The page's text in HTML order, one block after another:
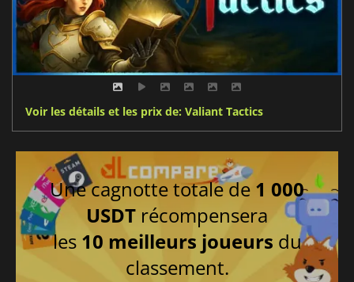
Voir les détails et les prix de: Valiant Tactics
Une cagnotte totale de 1 000
USDT récompensera
les 10 meilleurs joueurs du
classement.